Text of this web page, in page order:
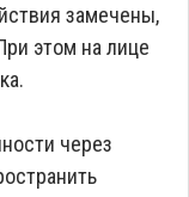
замечены,
этом на лице
через